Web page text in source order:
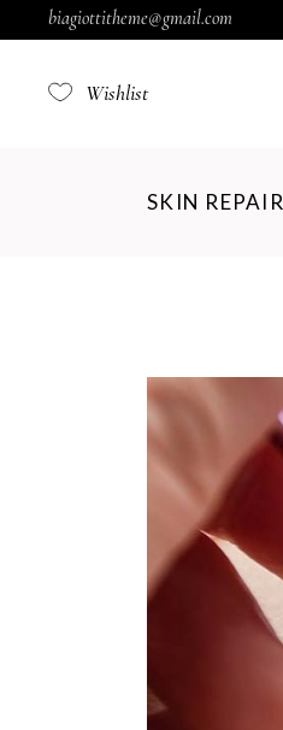
biagiottitheme@gmail.com
Wishlist
SKIN REPAIR